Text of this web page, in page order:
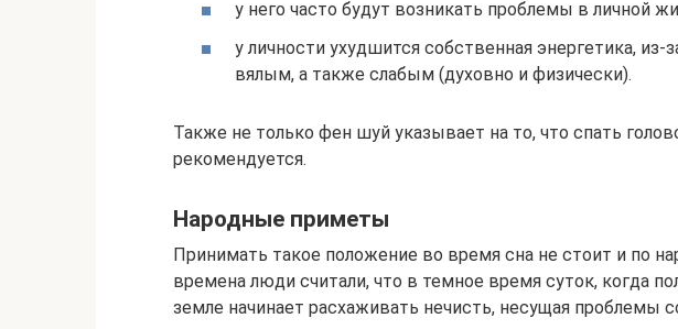
у него часто будут возникать проблемы в личной
у личности ухудшится собственная энергетика, из-
вялым, а также слабым (духовно и физически).
Также не только фен шуй указывает на то, что спать
рекомендуется.
Народные приметы
Принимать такое положение во время сна не стоит и по
времена люди считали, что в темное время суток, когда
земле начинает расхаживать нечисть, несущая проблемы